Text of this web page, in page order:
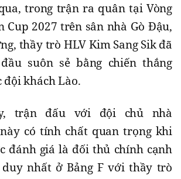
trong trận ra quân tại Vòng
Cup 2027 trên sân nhà Gò Đậu,
thầy trò HLV Kim Sang Sik đã
suôn sẻ bằng chiến thắng
khách Lào.
trận đấu với đội chủ nhà
có tính chất quan trọng khi
đánh giá là đối thủ chính cạnh
nhất ở Bảng F với thầy trò